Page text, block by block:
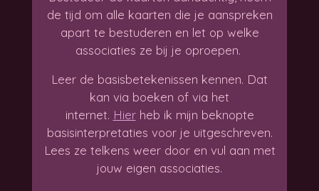
de tijd om alle kaarten die je aanspreken
apart te bestuderen en let op welke
associaties ze bij je oproepen.
Leer de basisbetekenissen kennen. Dat
kan via boeken of via het
internet. Hier heb ik mijn beknopte
basisinterpretaties voor je uitgeschreven.
Lees ze telkens weer door en vul aan met
jouw eigen associaties.